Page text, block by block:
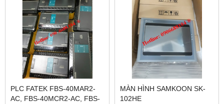
PLC FATEK FBS-40MAR2-
AC, FBS-40MCR2-AC, FBS-
MÀN HÌNH SAMKOON SK-
102HE